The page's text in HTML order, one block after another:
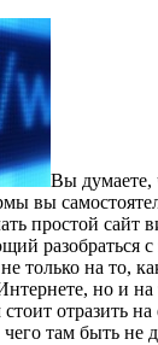
Вы думаете,
вы
простой сайт
разобраться
только на то,
но и
отразить
там быть не